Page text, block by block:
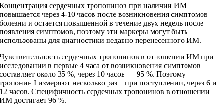
Концентрация сердечных тропонинов при наличии ИМ
повышается через 4-10 часов после возникновения симптомов
болезни и остается повышенной в течение двух недель после
появления симптомов, поэтому эти маркеры могут быть
использованы для диагностики недавно перенесенного ИМ.
Чувствительность сердечных тропонинов в отношении ИМ при
исследовании в первые 4 часа от возникновения симптомов
составляет около 35 %, через 10 часов — 95 %. Поэтому
тропонин I измеряют несколько раз – при поступлении, через 6 и
12 часов. Специфичность сердечных тропонинов в отношении
ИМ достигает 96 %.